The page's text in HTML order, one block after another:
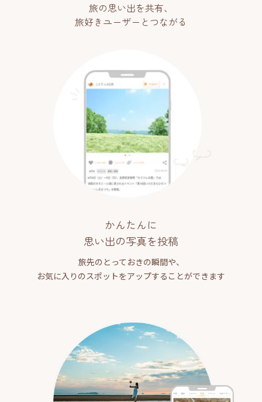
旅の思い出を共有、
旅好きユーザーとつながる
かんたんに
思い出の写真を投稿
旅先のとっておきの瞬間や、
お気に入りのスポットをアップすることができます